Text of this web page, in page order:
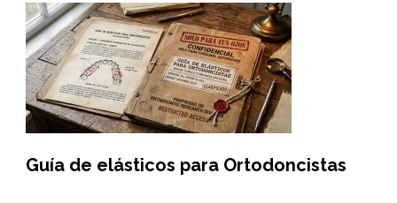
Guía de elásticos para Ortodoncistas